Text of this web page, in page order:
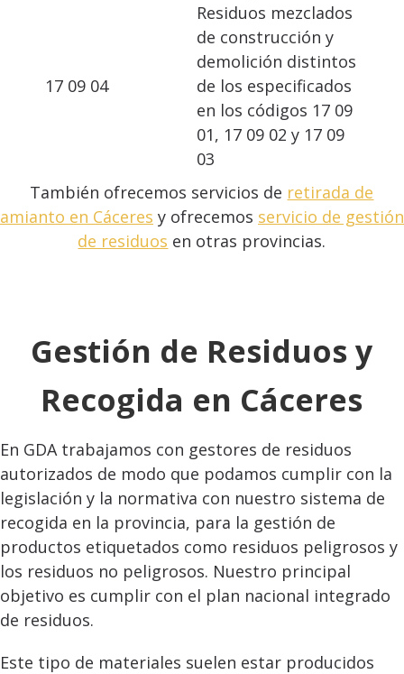
17 09 04
Residuos mezclados
de construcción y
demolición distintos
de los especificados
en los códigos 17 09
01, 17 09 02 y 17 09
03
También ofrecemos servicios de retirada de
amianto en Cáceres y ofrecemos servicio de gestión
de residuos en otras provincias.
Gestión de Residuos y
Recogida en Cáceres
En GDA trabajamos con gestores de residuos
autorizados de modo que podamos cumplir con la
legislación y la normativa con nuestro sistema de
recogida en la provincia, para la gestión de
productos etiquetados como residuos peligrosos y
los residuos no peligrosos. Nuestro principal
objetivo es cumplir con el plan nacional integrado
de residuos.
Este tipo de materiales suelen estar producidos